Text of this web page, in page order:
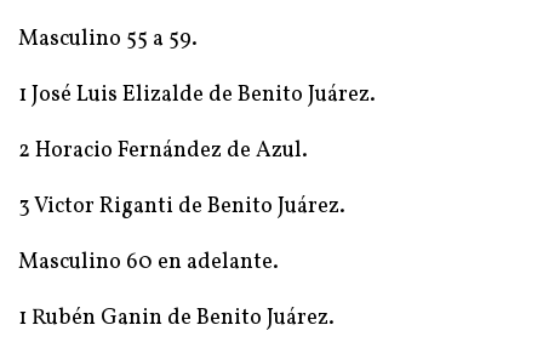
Masculino 55 a 59.
1 José Luis Elizalde de Benito Juárez.
2 Horacio Fernández de Azul.
3 Victor Riganti de Benito Juárez.
Masculino 60 en adelante.
1 Rubén Ganin de Benito Juárez.